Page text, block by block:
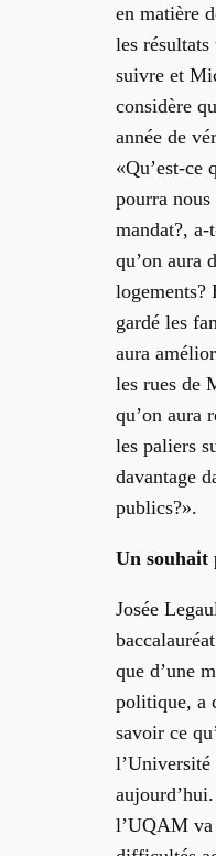
en matière
les résultats
suivre et
considère
année de
«Qu’est-ce
pourra
mandat?,
qu’on aura
logements?
gardé les
aura
les rues de
qu’on aura
les paliers
davantage
publics?».
Un souhait
Josée
que d’une
politique, a
savoir ce
l’Université
aujourd’hui.
l’UQAM va